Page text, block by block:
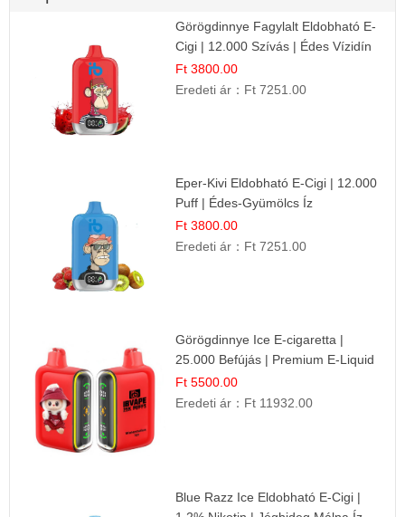
Görögdinnye Fagylalt Eldobható E-
Cigi | 12.000 Szívás | Édes Vízidín
Íz
Ft 3800.00
Eredeti ár： Ft 7251.00
Eper-Kivi Eldobható E-Cigi | 12.000
Puff | Édes-Gyümölcs Íz
Ft 3800.00
Eredeti ár： Ft 7251.00
Görögdinnye Ice E-cigaretta |
25.000 Befújás | Premium E-Liquid
Ft 5500.00
Eredeti ár： Ft 11932.00
Blue Razz Ice Eldobható E-Cigi |